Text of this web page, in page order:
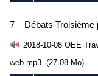
7 – Débats Troisième
2018-10-08 OEE
web.mp3 (27.08 Mo)